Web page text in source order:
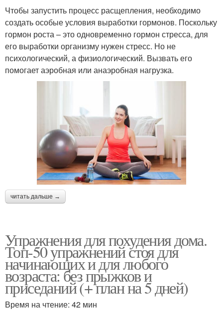
Чтобы запустить процесс расщепления, необходимо
создать особые условия выработки гормонов. Поскольку
гормон роста – это одновременно гормон стресса, для
его выработки организму нужен стресс. Но не
психологический, а физиологический. Вызвать его
помогает аэробная или анаэробная нагрузка.
читать дальше →
Упражнения для похудения дома.
Топ-50 упражнений стоя для
начинающих и для любого
возраста: без прыжков и
приседаний (+ план на 5 дней)
Время на чтение: 42 мин